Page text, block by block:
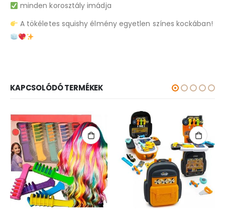
minden korosztály imádja
A tökéletes squishy élmény egyetlen színes kockában!
KAPCSOLÓDÓ TERMÉKEK